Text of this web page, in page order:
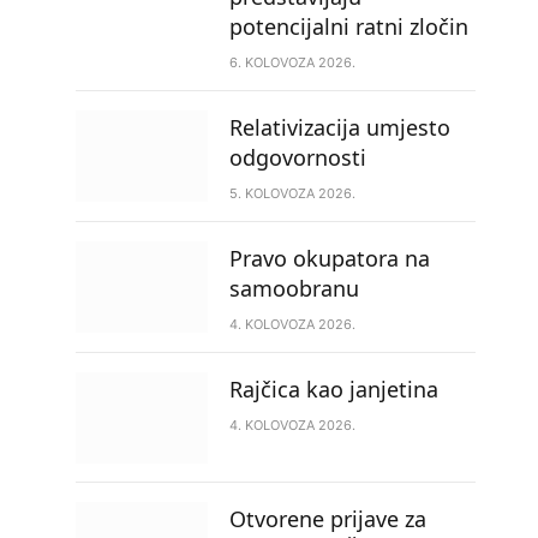
potencijalni ratni zločin
6. KOLOVOZA 2026.
Relativizacija umjesto
odgovornosti
5. KOLOVOZA 2026.
Pravo okupatora na
samoobranu
4. KOLOVOZA 2026.
Rajčica kao janjetina
4. KOLOVOZA 2026.
Otvorene prijave za